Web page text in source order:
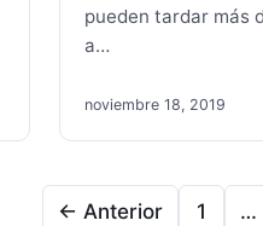
pueden tardar más
a…
noviembre 18, 2019
← Anterior 1 …